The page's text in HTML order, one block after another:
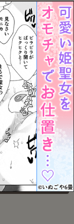
わいいままでいてくれ
くちゃ
お気に入り
僕らはずっとハッピーde
エンドレス
お気に入り